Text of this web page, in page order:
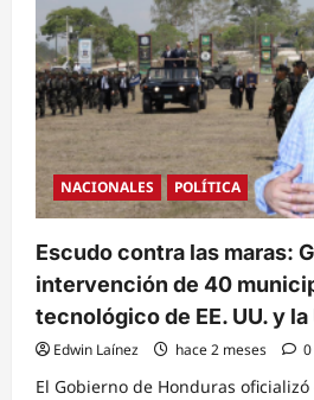
Honduras
y
Comando
Sur
de
EE.
UU.
refuercen
cooperación
táctica
para
combatir
el
regional
NACIONALES POLÍTICA
Escudo contra las maras:
intervención de 40
tecnológico de EE. UU. y
Edwin Laínez hace 2 meses 0
El Gobierno de Honduras